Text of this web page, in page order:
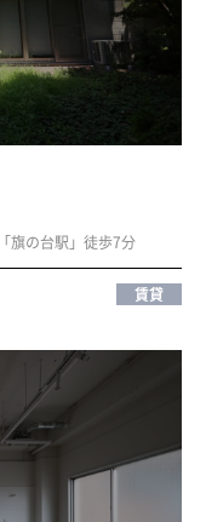
旗の台駅」徒歩7分
賃貸